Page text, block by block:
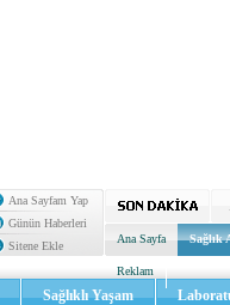
Ana Sayfam Yap
Günün Haberleri
Sitene Ekle
Ana Sayfa Sağlık
Reklam
Sağlıklı Yaşam